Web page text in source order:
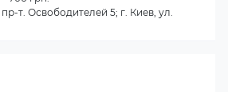
т. Освободителей 5; г. Киев, ул.